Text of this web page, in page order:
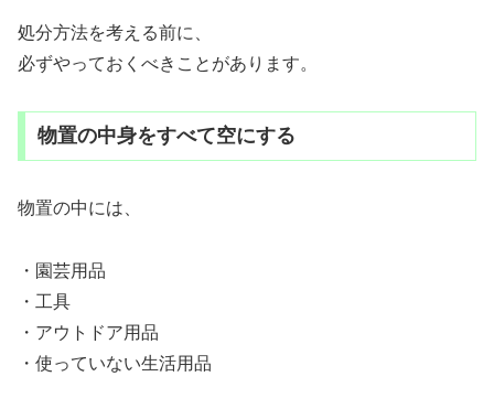
処分方法を考える前に、
必ずやっておくべきことがあります。
物置の中身をすべて空にする
物置の中には、
・園芸用品
・工具
・アウトドア用品
・使っていない生活用品